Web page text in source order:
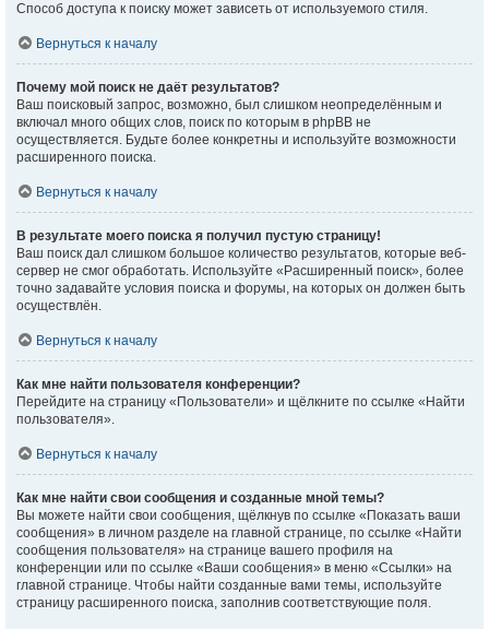
Способ доступа к поиску может зависеть от используемого стиля.
Вернуться к началу
Почему мой поиск не даёт результатов?
Ваш поисковый запрос, возможно, был слишком неопределённым и
включал много общих слов, поиск по которым в phpBB не
осуществляется. Будьте более конкретны и используйте возможности
расширенного поиска.
Вернуться к началу
В результате моего поиска я получил пустую страницу!
Ваш поиск дал слишком большое количество результатов, которые веб-
сервер не смог обработать. Используйте «Расширенный поиск», более
точно задавайте условия поиска и форумы, на которых он должен быть
осуществлён.
Вернуться к началу
Как мне найти пользователя конференции?
Перейдите на страницу «Пользователи» и щёлкните по ссылке «Найти
пользователя».
Вернуться к началу
Как мне найти свои сообщения и созданные мной темы?
Вы можете найти свои сообщения, щёлкнув по ссылке «Показать ваши
сообщения» в личном разделе на главной странице, по ссылке «Найти
сообщения пользователя» на странице вашего профиля на
конференции или по ссылке «Ваши сообщения» в меню «Ссылки» на
главной странице. Чтобы найти созданные вами темы, используйте
страницу расширенного поиска, заполнив соответствующие поля.